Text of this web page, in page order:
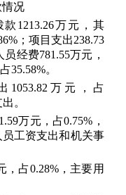
情况
1213.26万元，其
；项目支出238.73
经费781.55万元，
35.58%。
万元，占
。
万元，占0.75%，
工资支出和机关事
，占0.28%，主要用